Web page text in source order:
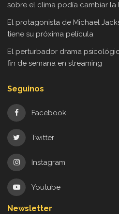
sobre el clima podía cambiar la
El protagonista de Michael
tiene su próxima película
El perturbador drama
fin de semana en streaming
Seguinos
Facebook
Twitter
Instagram
Youtube
Newsletter